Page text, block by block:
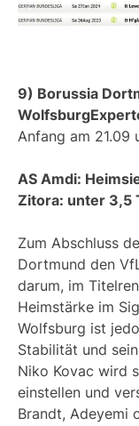
9) Borussia
Anfang am 21.09
AS Amdi:
Zitora: unter 3,5
Zum Abschluss
Dortmund den
darum, im
Heimstärke im
Wolfsburg ist
Stabilität und
Niko Kovac wird
einstellen und
Brandt, Adeyemi